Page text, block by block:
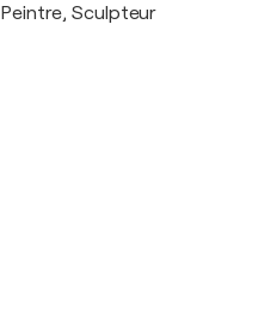
Peintre, Sculpteur